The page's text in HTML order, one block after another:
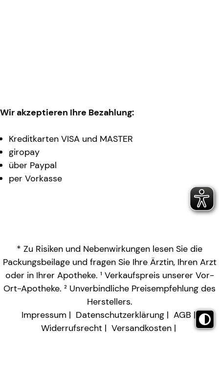
Wir akzeptieren Ihre Bezahlung:
Kreditkarten VISA und MASTER
giropay
über Paypal
per Vorkasse
* Zu Risiken und Nebenwirkungen lesen Sie die
Packungsbeilage und fragen Sie Ihre Ärztin, Ihren Arzt
oder in Ihrer Apotheke. ¹ Verkaufspreis unserer Vor-
Ort-Apotheke. ² Unverbindliche Preisempfehlung des
Herstellers.
Impressum
Datenschutzerklärung
AGB
Widerrufsrecht
Versandkosten